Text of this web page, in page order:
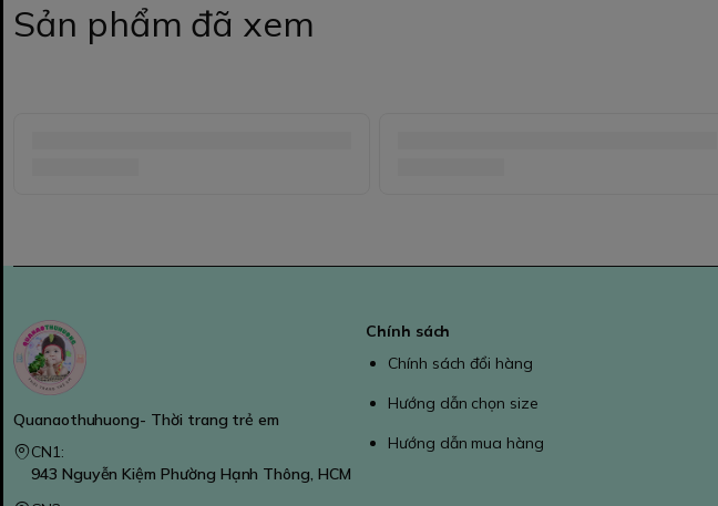
Sản phẩm đã xem
Quanaothuhuong- Thời trang trẻ em
CN1:
943 Nguyễn Kiệm Phường Hạnh Thông, HCM
Chính sách
Chính sách đổi hàng
Hướng dẫn chọn size
Hướng dẫn mua hàng